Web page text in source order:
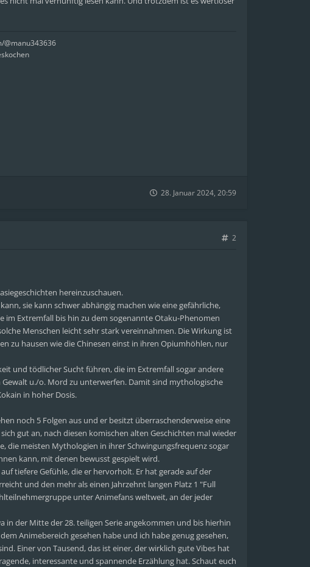
@manu343636
28. Januar 2024, 20:59
2
hereinzuschauen.
sie kann schwer abhängig machen wie eine gefährliche,
im Extremfall bis hin zu dem sogenannte Otaku-Phenomen
Menschen leicht sehr stark vereinnahmen. Die Wirkung ist
zu hausen wie die Chinesen einst in ihren Opiumhöhlen, nur
und tödlicher Sucht führen, die im Extremfall sogar andere
u./o. Mord zu unterwerfen. Damit sind mythologische
in hoher Dosis.
noch 5 Folgen aus und er besitzt überraschenderweise eine
gut an, nach diesen komischen alten Geschichten mal wieder
die meisten Mythologien in ihrer Schwingungsfrequenz sogar
kann, mit denen bewusst gespielt wird.
tiefere Gefühle, die er hervorholt. Er hat gerade auf der
und den mehr als einen Jahrzehnt langen Platz 1 "Full
unter Animefans weltweit, an der jeder
in der Mitte der 28. teiligen Serie angekommen und bis hierhin
Animebereich gesehen habe und ich habe genug gesehen,
Einer von Tausend, das ist einer, der wirklich gute Vibes hat
interessante und spannende Erzählung hat. Schaut euch